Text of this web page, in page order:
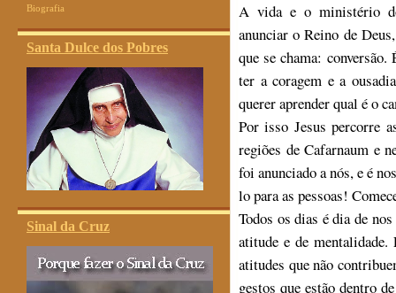
Biografia
Santa Dulce dos Pobres
Sinal da Cruz
A vida e o ministério
anunciar o Reino de
que se chama:
ter a coragem e a
querer aprender qual é o
Por isso Jesus percorre
regiões de Cafarnaum e
foi anunciado a nós, e é
lo para as pessoas!
Todos os dias é dia de
atitude e de
atitudes que não
gestos que estão dentro